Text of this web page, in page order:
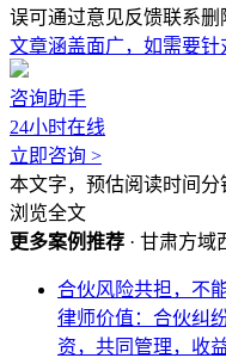
误可通过意见反馈联系删
文章涵盖面广，如需要
咨询助手
24小时在线
立即咨询 >
本文字，预估阅读时间 分
浏览全文
更多案例推荐 · 甘肃方域
合伙风险共担，不
律师价值：合伙纠
资，共同管理，收